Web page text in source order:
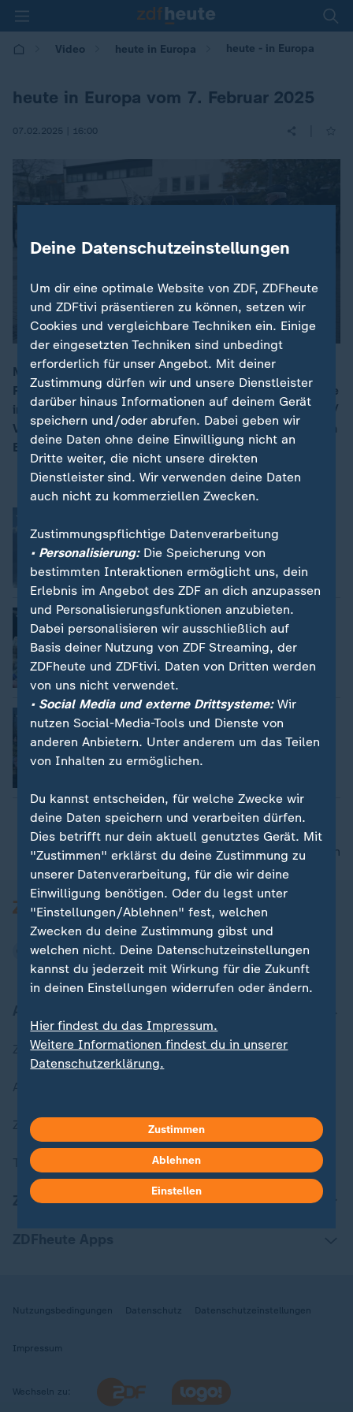
Video heute in Europa heute - in Europa
heute in Europa vom 7. Februar 2025
07.02.2025 | 16:00
00:16
Mit den Themen: Drogenhandel in Frankreich -
Florierendes Geschäft auf dem Land / Radikale Wende
in der Asylpolitik - Schweden nach der "Brandmauer" /
Vor der Parlamentswahl im Kosovo - Verliert Serbien an
Einfluss?
Claas Thomsen
Video2:14
Drogenkriminalität in Frankreich
Thomas Walde
2:12
Wahlen im Kosovo
nach oben
Zuletzt veröffentlicht
ZDFheute Stories
Themen im Überblick
ZDFheute Update
Nutzungsbedingungen Datenschutz Datenschutzeinstellungen
Impressum
Wechseln zu:
Deine Datenschutzeinstellungen
Um dir eine optimale Website von ZDF, ZDFheute
und ZDFtivi präsentieren zu können, setzen wir
Cookies und vergleichbare Techniken ein. Einige
der eingesetzten Techniken sind unbedingt
erforderlich für unser Angebot. Mit deiner
Zustimmung dürfen wir und unsere Dienstleister
darüber hinaus Informationen auf deinem Gerät
speichern und/oder abrufen. Dabei geben wir
deine Daten ohne deine Einwilligung nicht an
Dritte weiter, die nicht unsere direkten
Dienstleister sind. Wir verwenden deine Daten
auch nicht zu kommerziellen Zwecken.
Zustimmungspflichtige Datenverarbeitung
• Personalisierung:Die Speicherung von
bestimmten Interaktionen ermöglicht uns, dein
Erlebnis im Angebot des ZDF an dich anzupassen
und Personalisierungsfunktionen anzubieten.
Dabei personalisieren wir ausschließlich auf
Basis deiner Nutzung von ZDF Streaming, der
ZDFheute und ZDFtivi. Daten von Dritten werden
von uns nicht verwendet.
• Social Media und externe Drittsysteme:Wir
nutzen Social-Media-Tools und Dienste von
anderen Anbietern. Unter anderem um das Teilen
von Inhalten zu ermöglichen.
Du kannst entscheiden, für welche Zwecke wir
deine Daten speichern und verarbeiten dürfen.
Dies betrifft nur dein aktuell genutztes Gerät. Mit
"Zustimmen" erklärst du deine Zustimmung zu
unserer Datenverarbeitung, für die wir deine
Einwilligung benötigen. Oder du legst unter
"Einstellungen/Ablehnen" fest, welchen
Zwecken du deine Zustimmung gibst und
welchen nicht. Deine Datenschutzeinstellungen
kannst du jederzeit mit Wirkung für die Zukunft
in deinen Einstellungen widerrufen oder ändern.
Hier findest du das Impressum.
Weitere Informationen findest du in unserer
Datenschutzerklärung.
Zustimmen
Ablehnen
Einstellen